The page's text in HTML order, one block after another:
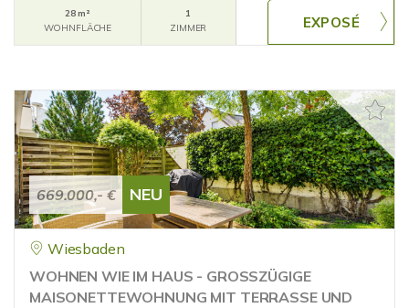
28 m²
WOHNFLÄCHE
1
ZIMMER
669.000,- € NEU
Wiesbaden
WOHNEN WIE IM HAUS - GROSSZÜGIGE
MAISONETTEWOHNUNG MIT TERRASSE UND